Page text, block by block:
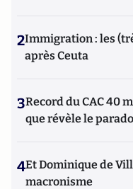
2Immigration : les
après Ceuta
3Record du CAC 40
que révèle le
4Et Dominique de
macronisme